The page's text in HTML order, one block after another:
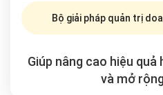
Bộ giải pháp quản trị
Giúp nâng cao hiệu
và mở